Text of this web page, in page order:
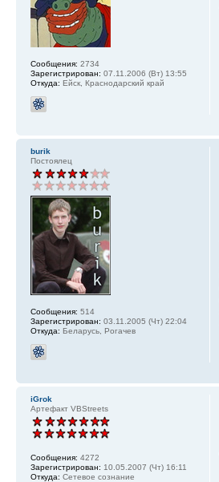
Сообщения: 2734
Зарегистрирован: 07.11.2006 (Вт) 13:55
Откуда: Ейск, Краснодарский край
burik
Постоялец
Сообщения: 514
Зарегистрирован: 03.11.2005 (Чт) 22:04
Откуда: Беларусь, Рогачев
iGrok
Артефакт VBStreets
Сообщения: 4272
Зарегистрирован: 10.05.2007 (Чт) 16:11
Откуда: Сетевое сознание